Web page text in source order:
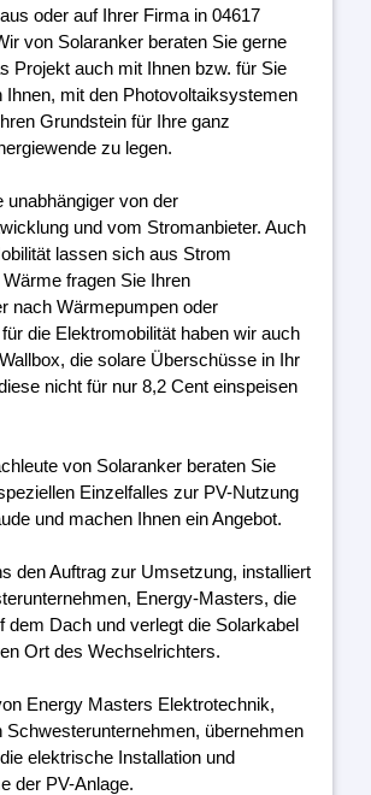
oder auf Ihrer Firma in 04617
von Solaranker beraten Sie gerne
Projekt auch mit Ihnen bzw. für Sie
Ihnen, mit den Photovoltaiksystemen
Grundstein für Ihre ganz
zu legen.
unabhängiger von der
und vom Stromanbieter. Auch
lassen sich aus Strom
fragen Sie Ihren
nach Wärmepumpen oder
die Elektromobilität haben wir auch
die solare Überschüsse in Ihr
nicht für nur 8,2 Cent einspeisen
von Solaranker beraten Sie
Einzelfalles zur PV-Nutzung
und machen Ihnen ein Angebot.
den Auftrag zur Umsetzung, installiert
Energy-Masters, die
dem Dach und verlegt die Solarkabel
Ort des Wechselrichters.
Energy Masters Elektrotechnik,
Schwesterunternehmen, übernehmen
elektrische Installation und
der PV-Anlage.